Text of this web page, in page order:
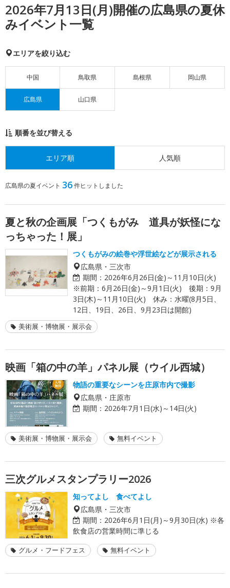
2026年7月13日(月)開催の広島県の夏休
みイベント一覧
エリアを絞り込む
中国 鳥取県 島根県 岡山県
広島県 山口県
順番を並び替える
エリア順 人気順
広島県の夏イベント 36件ヒットしました
夏と秋の企画展「つくもがみ 道具が妖怪にな
っちゃった！展」
つくもがみの絵巻や浮世絵などが展示される
広島県・三次市
期間： 2026年6月26日(金)～11月10日(火)
※前期：6月26日(金)～9月1日(火) 後期：9月
3日(木)～11月10日(火) 休み：水曜(8月5日、
12日、19日、26日、9月23日は開館)
美術展・博物展・展示会
映画「箱の中の羊」パネル展（ウイル西城）
物語の重要なシーンを庄原市内で撮影
広島県・庄原市
期間： 2026年7月1日(水)～14日(火)
美術展・博物展・展示会 無料イベント
三次グルメスタンプラリー2026
知ってよし 食べてよし
広島県・三次市
期間： 2026年6月1日(月)～9月30日(水) ※各
飲食店の営業時間に準じる
グルメ・フードフェス 無料イベント